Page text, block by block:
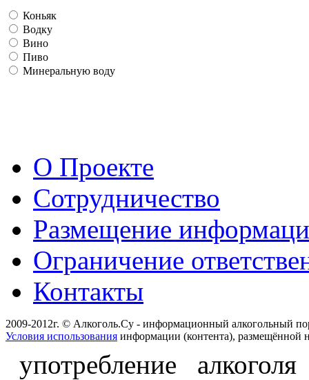
Коньяк
Водку
Вино
Пиво
Минеральную воду
О Проекте
Сотрудничество
Размещение
Ограничение
Контакты
2009-2012г. © Алкоголь.Су - информационный алкогольный
Условия использования информации (контента), размещённой
употребление